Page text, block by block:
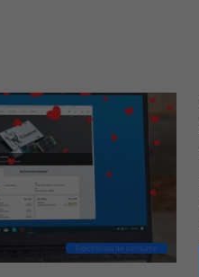
Electrónica de consumo